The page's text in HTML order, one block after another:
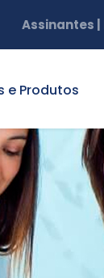
Assinantes |
e Produtos